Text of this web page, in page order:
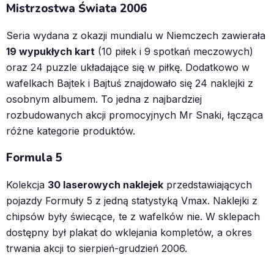
Mistrzostwa Świata 2006
Seria wydana z okazji mundialu w Niemczech zawierała
19 wypukłych kart (10 piłek i 9 spotkań meczowych)
oraz 24 puzzle układające się w piłkę. Dodatkowo w
wafelkach Bajtek i Bajtuś znajdowało się 24 naklejki z
osobnym albumem. To jedna z najbardziej
rozbudowanych akcji promocyjnych Mr Snaki, łącząca
różne kategorie produktów.
Formula 5
Kolekcja 30 laserowych naklejek przedstawiających
pojazdy Formuły 5 z jedną statystyką Vmax. Naklejki z
chipsów były świecące, te z wafelków nie. W sklepach
dostępny był plakat do wklejania kompletów, a okres
trwania akcji to sierpień-grudzień 2006.